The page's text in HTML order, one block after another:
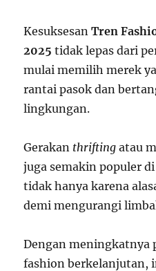
KesuksesanTren
2025 tidak lepas dari
mulai memilih merek
rantai pasok dan
lingkungan.
Gerakan thrifting atau
juga semakin populer
tidak hanya karena
demi mengurangi
Dengan meningkatnya
fashion berkelanjutan,